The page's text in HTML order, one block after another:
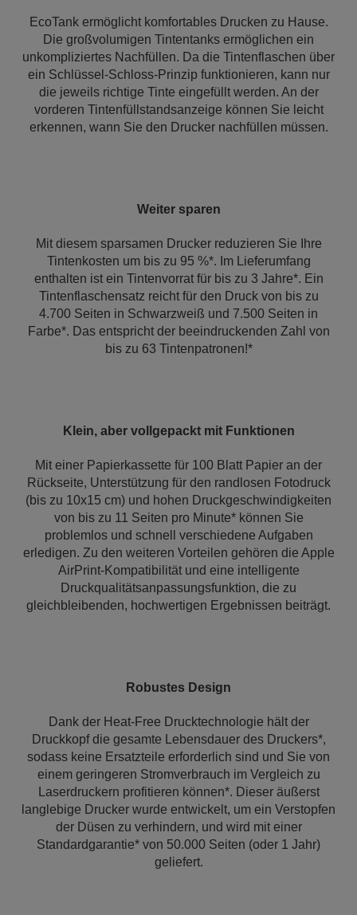
EcoTank ermöglicht komfortables Drucken zu Hause.
Die großvolumigen Tintentanks ermöglichen ein
unkompliziertes Nachfüllen. Da die Tintenflaschen über
ein Schlüssel-Schloss-Prinzip funktionieren, kann nur
die jeweils richtige Tinte eingefüllt werden. An der
vorderen Tintenfüllstandsanzeige können Sie leicht
erkennen, wann Sie den Drucker nachfüllen müssen.
Weiter sparen
Mit diesem sparsamen Drucker reduzieren Sie Ihre
Tintenkosten um bis zu 95 %*. Im Lieferumfang
enthalten ist ein Tintenvorrat für bis zu 3 Jahre*. Ein
Tintenflaschensatz reicht für den Druck von bis zu
4.700 Seiten in Schwarzweiß und 7.500 Seiten in
Farbe*. Das entspricht der beeindruckenden Zahl von
bis zu 63 Tintenpatronen!*
Klein, aber vollgepackt mit Funktionen
Mit einer Papierkassette für 100 Blatt Papier an der
Rückseite, Unterstützung für den randlosen Fotodruck
(bis zu 10x15 cm) und hohen Druckgeschwindigkeiten
von bis zu 11 Seiten pro Minute* können Sie
problemlos und schnell verschiedene Aufgaben
erledigen. Zu den weiteren Vorteilen gehören die Apple
AirPrint-Kompatibilität und eine intelligente
Druckqualitätsanpassungsfunktion, die zu
gleichbleibenden, hochwertigen Ergebnissen beiträgt.
Robustes Design
Dank der Heat-Free Drucktechnologie hält der
Druckkopf die gesamte Lebensdauer des Druckers*,
sodass keine Ersatzteile erforderlich sind und Sie von
einem geringeren Stromverbrauch im Vergleich zu
Laserdruckern profitieren können*. Dieser äußerst
langlebige Drucker wurde entwickelt, um ein Verstopfen
der Düsen zu verhindern, und wird mit einer
Standardgarantie* von 50.000 Seiten (oder 1 Jahr)
geliefert.